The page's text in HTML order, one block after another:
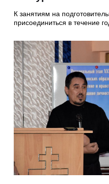
К занятиям на
присоединиться в течение